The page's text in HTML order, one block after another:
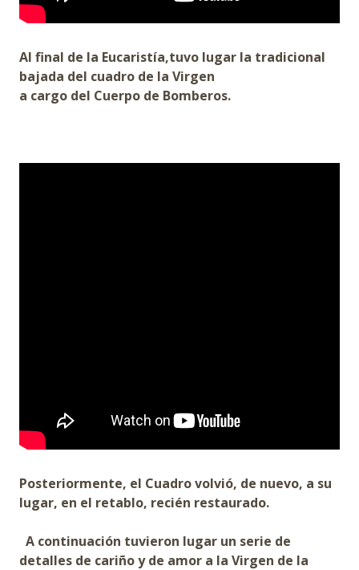
Al final de la Eucaristía,tuvo lugar la tradicional
bajada del cuadro de la Virgen
a cargo del Cuerpo de Bomberos.
Posteriormente, el Cuadro volvió, de nuevo, a su
lugar, en el retablo, recién restaurado.
A continuación tuvieron lugar un serie de
detalles de cariño y de amor a la Virgen de la